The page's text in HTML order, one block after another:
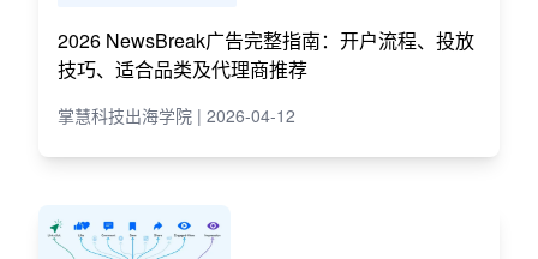
2026 NewsBreak广告完整指南：开户流程、投放
技巧、适合品类及代理商推荐
掌慧科技出海学院 | 2026-04-12